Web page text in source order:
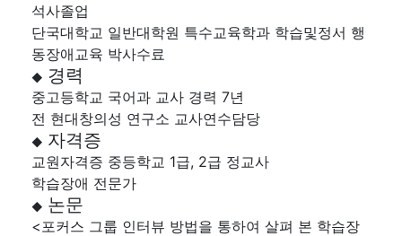
석사졸업
단국대학교 일반대학원 특수교육학과 학습및정서 행
동장애교육 박사수료
◆ 경력
중고등학교 국어과 교사 경력 7년
전 현대창의성 연구소 교사연수담당
◆ 자격증
교원자격증 중등학교 1급, 2급 정교사
학습장애 전문가
◆ 논문
<포커스 그룹 인터뷰 방법을 통하여 살펴 본 학습장